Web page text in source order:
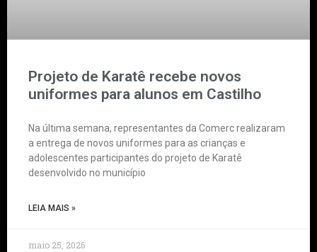
Projeto de Karatê recebe novos
uniformes para alunos em Castilho
Na última semana, representantes da Comerc realizaram
a entrega de novos uniformes para as crianças e
adolescentes participantes do projeto de Karatê
desenvolvido no município
LEIA MAIS »
maio 25, 2026